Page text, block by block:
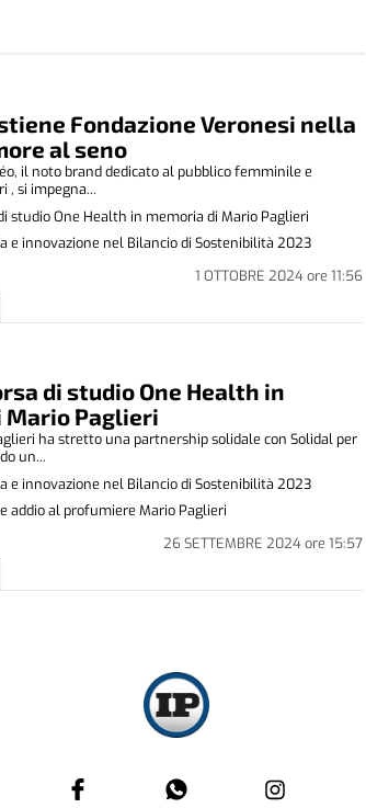
Fondazione Veronesi nella
al seno
1 OTTOBRE 2024ore 11:56
il noto brand dedicato al pubblico femminile e
, si impegna...
studio One Health in memoria di Mario Paglieri
e innovazione nel Bilancio di Sostenibilità 2023
di studio One Health in
Mario Paglieri
26 SETTEMBRE 2024ore 15:57
ha stretto una partnership solidale con Solidal per
un...
e innovazione nel Bilancio di Sostenibilità 2023
addio al profumiere Mario Paglieri